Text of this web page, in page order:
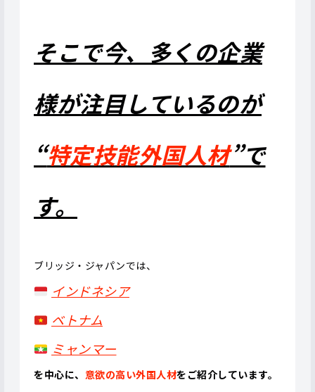
そこで今、多くの企業
様が注目しているのが
“特定技能外国人材”で
す。
ブリッジ・ジャパンでは、
インドネシア
ベトナム
ミャンマー
を中心に、 意欲の高い外国人材をご紹介しています。